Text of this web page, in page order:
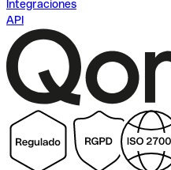
Integraciones
API